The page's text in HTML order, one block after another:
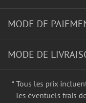
MODE DE
MODE DE
* Tous les prix
les éventuels frais